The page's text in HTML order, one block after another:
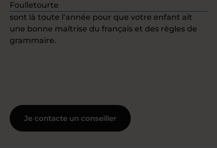
Foulletourte
sont là toute l’année pour que votre enfant ait
une bonne maîtrise du français et des règles de
grammaire.
Je contacte un conseiller